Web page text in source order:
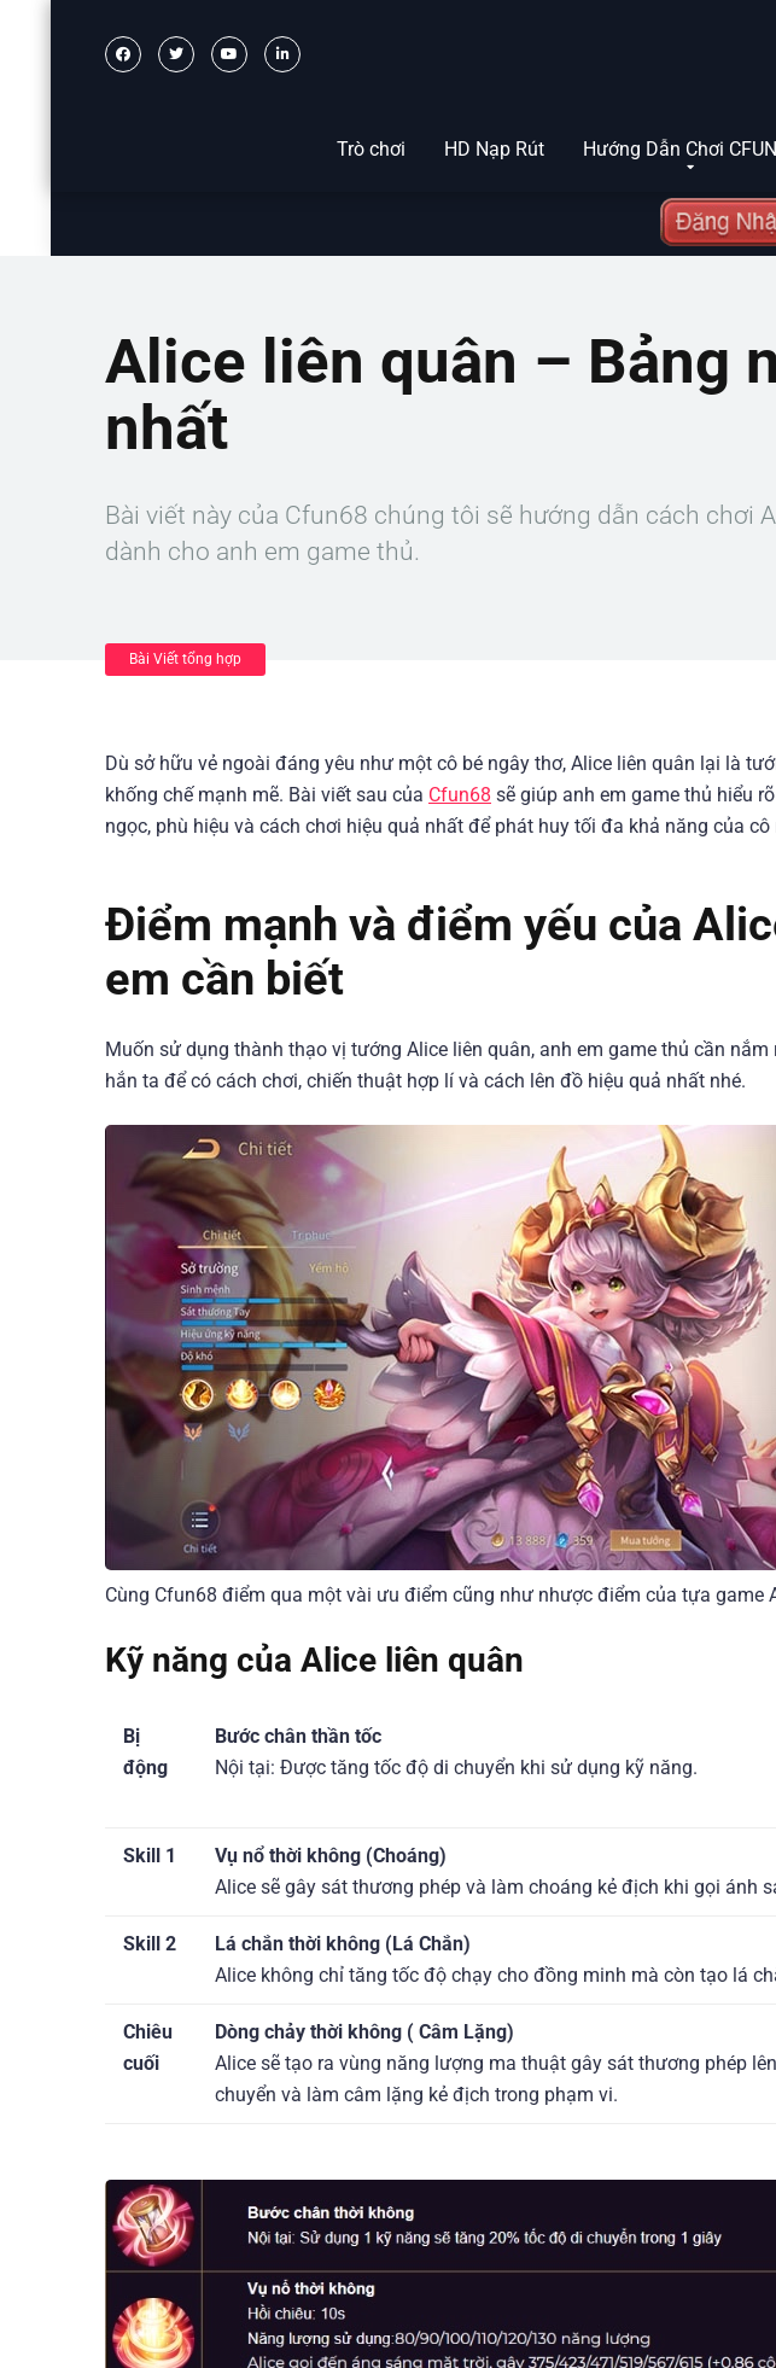
Trò chơi HD Nạp Rút Hướng Dẫn Chơi
Alice liên quân – Bảng
nhất
Bài viết này của Cfun68 chúng tôi sẽ hướng dẫn cách chơi
dành cho anh em game thủ.
Bài Viết tổng hợp
Dù sở hữu vẻ ngoài đáng yêu như một cô bé ngây thơ, Alice liên quân lại là
khống chế mạnh mẽ. Bài viết sau của Cfun68 sẽ giúp anh em game thủ hiểu
ngọc, phù hiệu và cách chơi hiệu quả nhất để phát huy tối đa khả năng của cô
Điểm mạnh và điểm yếu của
em cần biết
Muốn sử dụng thành thạo vị tướng Alice liên quân, anh em game thủ cần
hắn ta để có cách chơi, chiến thuật hợp lí và cách lên đồ hiệu quả nhất nhé.
Cùng Cfun68 điểm qua một vài ưu điểm cũng như nhược điểm của tựa game
Kỹ năng của Alice liên quân
Bị
động
Bước chân thần tốc
Nội tại: Được tăng tốc độ di chuyển khi sử dụng kỹ năng.
Skill 1
Vụ nổ thời không (Choáng)
Alice sẽ gây sát thương phép và làm choáng kẻ địch khi gọi ánh
Skill 2
Lá chắn thời không (Lá Chắn)
Alice không chỉ tăng tốc độ chạy cho đồng minh mà còn tạo lá
Chiêu
cuối
Dòng chảy thời không ( Câm Lặng)
Alice sẽ tạo ra vùng năng lượng ma thuật gây sát thương phép
chuyển và làm câm lặng kẻ địch trong phạm vi.